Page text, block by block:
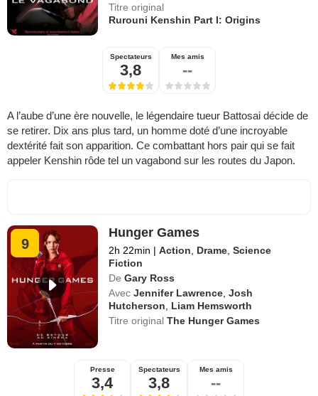
Titre original
Rurouni Kenshin Part I: Origins
Spectateurs
3,8
Mes amis
--
A l’aube d’une ère nouvelle, le légendaire tueur Battosai décide de
se retirer. Dix ans plus tard, un homme doté d’une incroyable
dextérité fait son apparition. Ce combattant hors pair qui se fait
appeler Kenshin rôde tel un vagabond sur les routes du Japon.
9
Hunger Games
2h 22min | Action Drame ,Science
Fiction
De Gary Ross
Avec Jennifer Lawrence ,Josh
Hutcherson
Liam Hemsworth
Titre originalThe Hunger Games
Presse
3,4
Spectateurs
3,8
Mes amis
--